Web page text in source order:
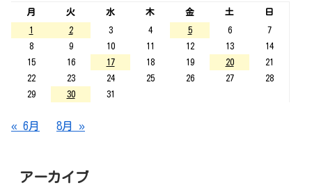
月 火 水 木 金 土
日
1
2 3 4 5 6
7
8
9 10 11 12 13
14
15
16 17 18 19 20
21
22
23 24 25 26 27
28
29
30 31
« 6月 8月 »
アーカイブ